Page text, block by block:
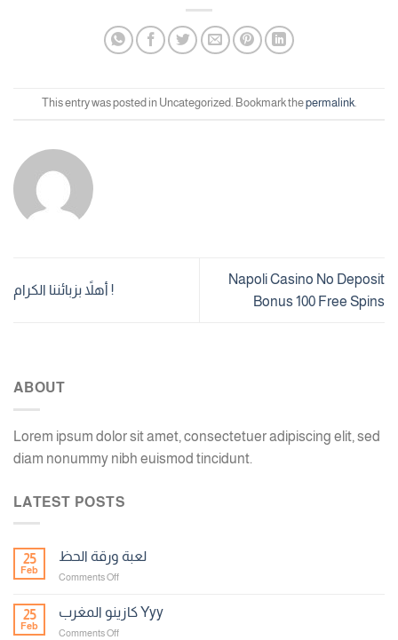
This entry was posted in Uncategorized. Bookmark thepermalink.
أهلاً بزبائننا الكرام !
Napoli Casino No Deposit
Bonus 100 Free Spins
ABOUT
Lorem ipsum dolor sit amet, consectetuer adipiscing elit, sed
diam nonummy nibh euismod tincidunt.
LATEST POSTS
25
Feb
لعبة ورقة الحظ
Comments Offon
ورقة
الحظ
25
Feb
كازينو المغرب Yyy
Comments Offon